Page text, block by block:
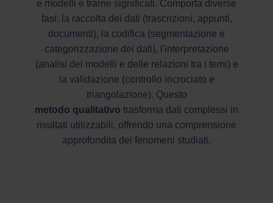
e modelli e trarne significati. Comporta diverse
fasi: la raccolta dei dati (trascrizioni, appunti,
documenti), la codifica (segmentazione e
categorizzazione dei dati), l'interpretazione
(analisi dei modelli e delle relazioni tra i temi) e
la validazione (controllo incrociato e
triangolazione). Questo
metodo qualitativo trasforma dati complessi in
risultati utilizzabili, offrendo una comprensione
approfondita dei fenomeni studiati.